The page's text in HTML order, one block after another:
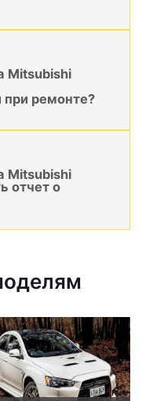
Mitsubishi
при ремонте?
Mitsubishi
отчет о